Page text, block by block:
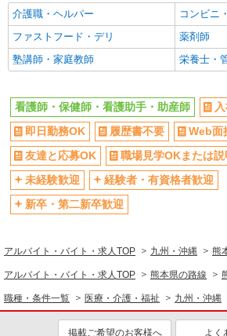
介護職・ヘルパー
コンビニ
ファストフード・デリ
薬剤師
塾講師・家庭教師
栄養士・
看護師・保健師・看護助手・助産師
即日勤務OK
履歴書不要
Web面
友達と応募OK
職場見学OKまたは説
未経験歓迎
経験者・有資格者歓迎
新卒・第二新卒歓迎
アルバイト・バイト・求人TOP 九州・沖縄 熊
アルバイト・バイト・求人TOP 熊本県の路線
職種・条件一覧 医療・介護・福祉 九州・沖縄
掲載ご希望のお客様へ よく